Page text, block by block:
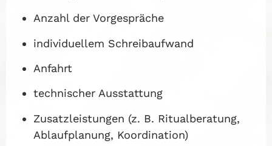
Anzahl der Vorgespräche
individuellem Schreibaufwand
Anfahrt
technischer Ausstattung
Zusatzleistungen (z. B. Ritualberatung,
Ablaufplanung, Koordination)